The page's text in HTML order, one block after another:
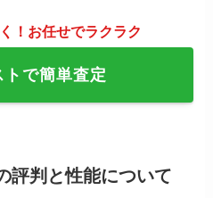
！お任せでラクラク
トで簡単査定
評判と性能について